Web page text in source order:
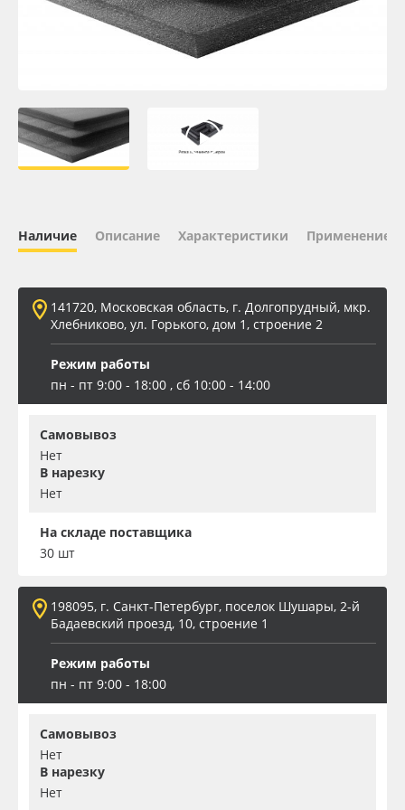
Плёнка монтажная Oratape
ПЭТ листовой
Баннер
Заготовки для сувениров
Наличие Описание Характеристики Применение
141720, Московская область, г. Долгопрудный, мкр.
Хлебниково, ул. Горького, дом 1, строение 2
Режим работы
пн - пт 9:00 - 18:00 , сб 10:00 - 14:00
Самовывоз
Нет
В нарезку
Нет
На складе поставщика
30 шт
198095, г. Санкт-Петербург, поселок Шушары, 2-й
Бадаевский проезд, 10, строение 1
Режим работы
пн - пт 9:00 - 18:00
Самовывоз
Нет
В нарезку
Нет